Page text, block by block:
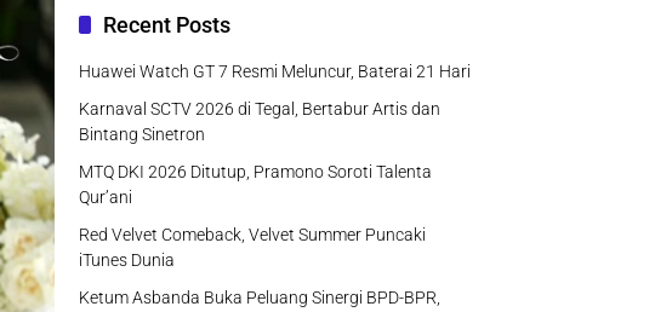
Recent Posts
Huawei Watch GT 7 Resmi Meluncur, Baterai 21 Hari
Karnaval SCTV 2026 di Tegal, Bertabur Artis dan
Bintang Sinetron
MTQ DKI 2026 Ditutup, Pramono Soroti Talenta
Qur’ani
Red Velvet Comeback, Velvet Summer Puncaki
iTunes Dunia
Ketum Asbanda Buka Peluang Sinergi BPD-BPR,